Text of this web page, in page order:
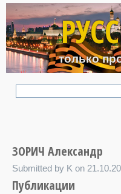
только
ЗОРИЧ Александр
Submitted by K on
Публикации